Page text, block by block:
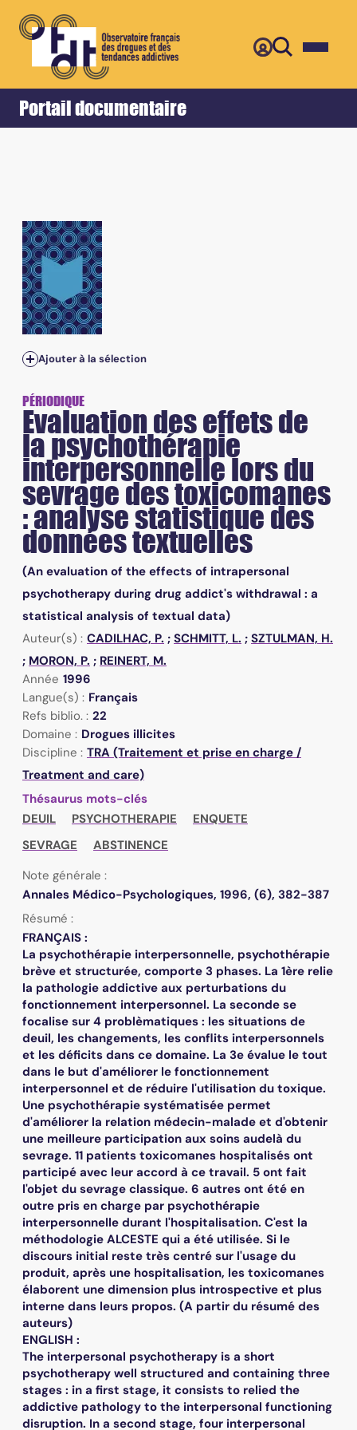
Portail documentaire
Accueil Retour
Ajouter à la sélection
PÉRIODIQUE
Evaluation des effets de
la psychothérapie
interpersonnelle lors du
sevrage des toxicomanes
: analyse statistique des
données textuelles
(An evaluation of the effects of intrapersonal
psychotherapy during drug addict's withdrawal : a
statistical analysis of textual data)
Auteur(s) : CADILHAC, P. ; SCHMITT, L. ; SZTULMAN, H.
; MORON, P. ; REINERT, M.
Année 1996
Langue(s) : Français
Refs biblio. : 22
Domaine : Drogues illicites
Discipline : TRA (Traitement et prise en charge /
Treatment and care)
Thésaurus mots-clés
DEUIL
PSYCHOTHERAPIE
ENQUETE
SEVRAGE
ABSTINENCE
Note générale :
Annales Médico-Psychologiques, 1996, (6), 382-387
Résumé :
FRANÇAIS :
La psychothérapie interpersonnelle, psychothérapie
brève et structurée, comporte 3 phases. La 1ère relie
la pathologie addictive aux perturbations du
fonctionnement interpersonnel. La seconde se
focalise sur 4 problèmatiques : les situations de
deuil, les changements, les conflits interpersonnels
et les déficits dans ce domaine. La 3e évalue le tout
dans le but d'améliorer le fonctionnement
interpersonnel et de réduire l'utilisation du toxique.
Une psychothérapie systématisée permet
d'améliorer la relation médecin-malade et d'obtenir
une meilleure participation aux soins audelà du
sevrage. 11 patients toxicomanes hospitalisés ont
participé avec leur accord à ce travail. 5 ont fait
l'objet du sevrage classique. 6 autres ont été en
outre pris en charge par psychothérapie
interpersonnelle durant l'hospitalisation. C'est la
méthodologie ALCESTE qui a été utilisée. Si le
discours initial reste très centré sur l'usage du
produit, après une hospitalisation, les toxicomanes
élaborent une dimension plus introspective et plus
interne dans leurs propos. (A partir du résumé des
auteurs)
ENGLISH :
The interpersonal psychotherapy is a short
psychotherapy well structured and containing three
stages : in a first stage, it consists to relied the
addictive pathology to the interpersonal functioning
disruption. In a second stage, four interpersonal